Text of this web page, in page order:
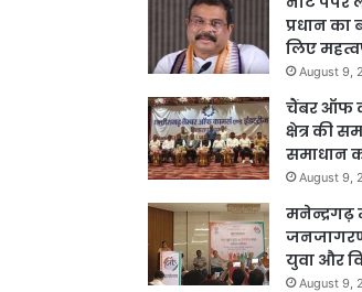
प्रधान का
लिए
August 9,
चैंबर ऑफ
क्षेत्र की
समाधान
August 9,
युवा और
August 9,